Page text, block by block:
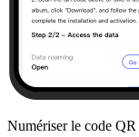
Numériser le code QR